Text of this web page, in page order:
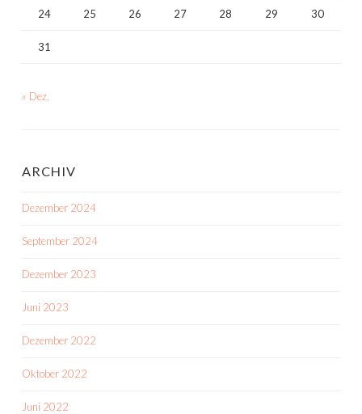
24 25 26 27 28 29 30
31
« Dez.
ARCHIV
Dezember 2024
September 2024
Dezember 2023
Juni 2023
Dezember 2022
Oktober 2022
Juni 2022